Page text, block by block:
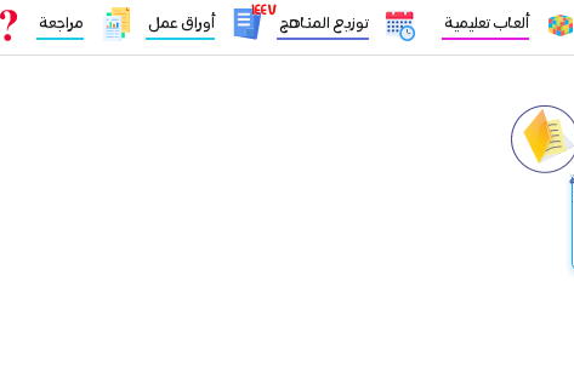
ألعاب تعليمية توزيع المناهج
١٤٤٧
أوراق عمل مراجعة